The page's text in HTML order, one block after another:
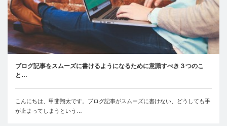
ブログ記事をスムーズに書けるようになるために意識すべき３つのこ
と…
こんにちは、甲斐翔太です。ブログ記事がスムーズに書けない、どうしても手
が止まってしまうという…